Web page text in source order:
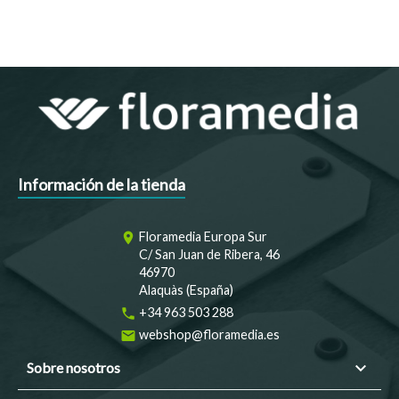
Información de la tienda
room Floramedia Europa Sur
C/ San Juan de Ribera, 46
46970
Alaquàs (España)
phone +34 963 503 288
email webshop@floramedia.es
Sobre nosotros 